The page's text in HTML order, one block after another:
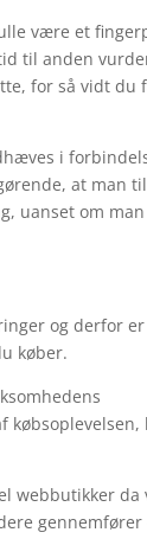
være et
til anden
for så vidt du
i
at man til
uanset om
og derfor
køber.
købsoplevelsen,
webbutikker da
gennemfører